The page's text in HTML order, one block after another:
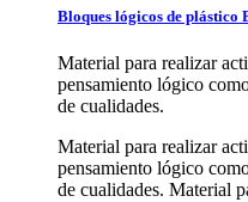
Bloques lógicos de plástico
Material para realizar
pensamiento lógico
de cualidades.
Material para realizar
pensamiento lógico
de cualidades. Material